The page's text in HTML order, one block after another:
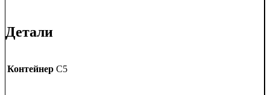
Детали
Контейнер C5